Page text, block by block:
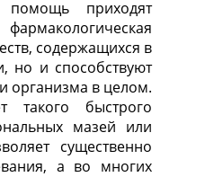
помощь приходят
содержащихся в
но и способствуют
организма в целом.
такого быстрого
мазей или
существенно
а во многих